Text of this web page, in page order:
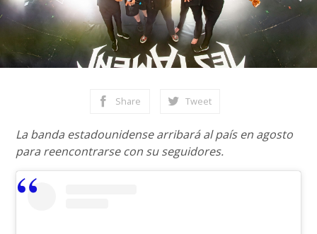
Share Tweet
La banda estadounidense arribará al país en agosto
para reencontrarse con su seguidores.